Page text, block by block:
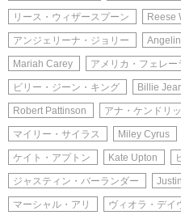
リース・ウィザースプーン Reese
アンジェリーナ・ジョリー
Mariah Carey アメリカ・フェレー
ビリー・ジーン・キング Billie
Robert Pattinson アナ・ケンドリ
マイリー・サイラス Miley Cyrus
ケイト・アプトン Kate Upton
ジャスティン・バーランダー
マーシャル・アリ ヴィオラ・デイ